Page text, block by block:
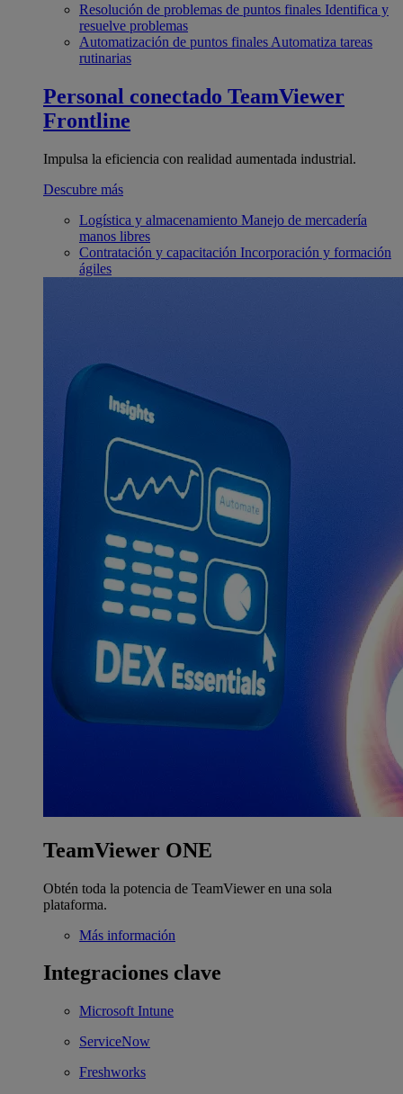
Resolución de problemas de puntos finales Identifica y
resuelve problemas
Automatización de puntos finales Automatiza tareas
rutinarias
Personal conectado TeamViewer
Frontline
Impulsa la eficiencia con realidad aumentada industrial.
Descubre más
Logística y almacenamiento Manejo de mercadería
manos libres
Contratación y capacitación Incorporación y formación
ágiles
TeamViewer ONE
Obtén toda la potencia de TeamViewer en una sola
plataforma.
Más información
Integraciones clave
Microsoft Intune
ServiceNow
Freshworks